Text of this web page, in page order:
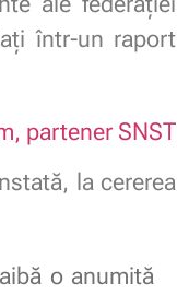
într-un raport
partener SNST
la cererea
o anumită